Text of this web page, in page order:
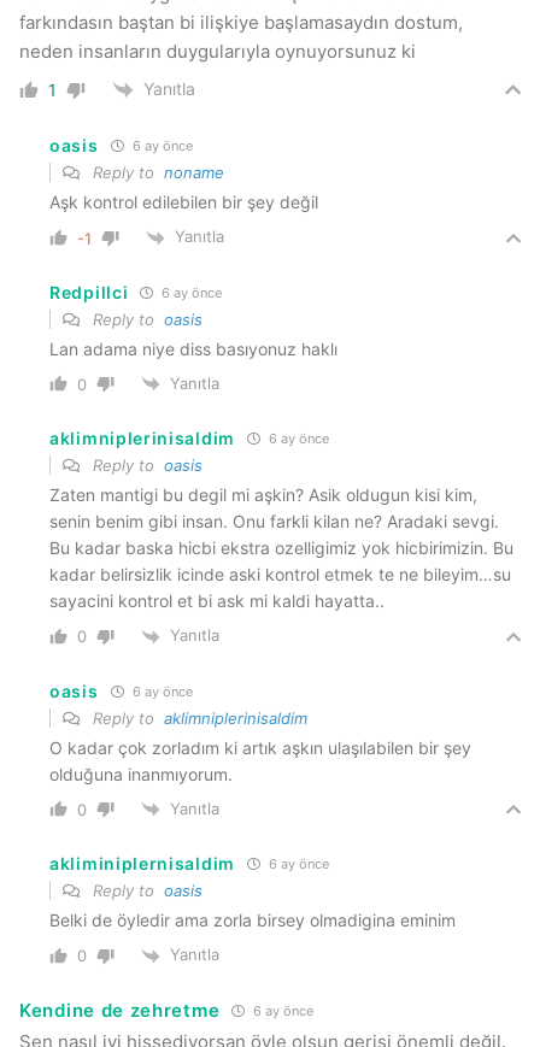
farkındasın baştan bi ilişkiye başlamasaydın dostum,
neden insanların duygularıyla oynuyorsunuz ki
1 Yanıtla
oasis 6 ay önce
Reply to noname
Aşk kontrol edilebilen bir şey değil
-1 Yanıtla
Redpillci 6 ay önce
Reply to oasis
Lan adama niye diss basıyonuz haklı
0 Yanıtla
aklimniplerinisaldim 6 ay önce
Reply to oasis
Zaten mantigi bu degil mi aşkin? Asik oldugun kisi kim,
senin benim gibi insan. Onu farkli kilan ne? Aradaki sevgi.
Bu kadar baska hicbi ekstra ozelligimiz yok hicbirimizin. Bu
kadar belirsizlik icinde aski kontrol etmek te ne bileyim…su
sayacini kontrol et bi ask mi kaldi hayatta..
0 Yanıtla
oasis 6 ay önce
Reply to aklimniplerinisaldim
O kadar çok zorladım ki artık aşkın ulaşılabilen bir şey
olduğuna inanmıyorum.
0 Yanıtla
akliminiplernisaldim 6 ay önce
Reply to oasis
Belki de öyledir ama zorla birsey olmadigina eminim
0 Yanıtla
Kendine de zehretme 6 ay önce
Sen nasıl iyi hissediyorsan öyle olsun gerisi önemli değil.